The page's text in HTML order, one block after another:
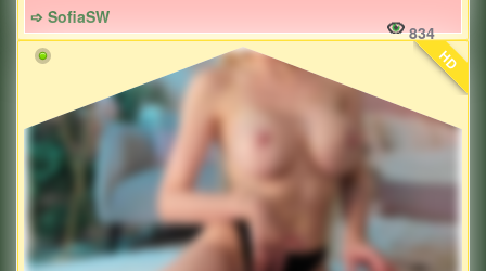
➩ SofiaSW
834
HD